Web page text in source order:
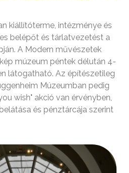
kiállítóterme, intézménye és
belépőt és tárlatvezetést a
A Modern művészetek
múzeum péntek délután 4-
látogatható. Az építészetileg
Múzeumban pedig
wish" akció van érvényben,
és pénztárcája szerint